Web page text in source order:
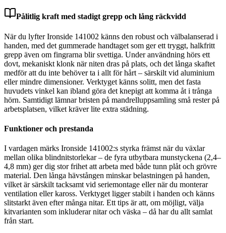
Pålitlig kraft med stadigt grepp och lång räckvidd
När du lyfter Ironside 141002 känns den robust och välbalanserad i
handen, med det gummerade handtaget som ger ett tryggt, halkfritt
grepp även om fingrarna blir svettiga. Under användning hörs ett
dovt, mekaniskt klonk när niten dras på plats, och det långa skaftet
medför att du inte behöver ta i allt för hårt – särskilt vid aluminium
eller mindre dimensioner. Verktyget känns solitt, men det fasta
huvudets vinkel kan ibland göra det knepigt att komma åt i trånga
hörn. Samtidigt lämnar bristen på mandrelluppsamling små rester på
arbetsplatsen, vilket kräver lite extra städning.
Funktioner och prestanda
I vardagen märks Ironside 141002:s styrka främst när du växlar
mellan olika blindnitstorlekar – de fyra utbytbara munstyckena (2,4–
4,8 mm) ger dig stor frihet att arbeta med både tunn plåt och grövre
material. Den långa hävstången minskar belastningen på handen,
vilket är särskilt tacksamt vid seriemontage eller när du monterar
ventilation eller kaross. Verktyget ligger stabilt i handen och känns
slitstarkt även efter många nitar. Ett tips är att, om möjligt, välja
kitvarianten som inkluderar nitar och väska – då har du allt samlat
från start.